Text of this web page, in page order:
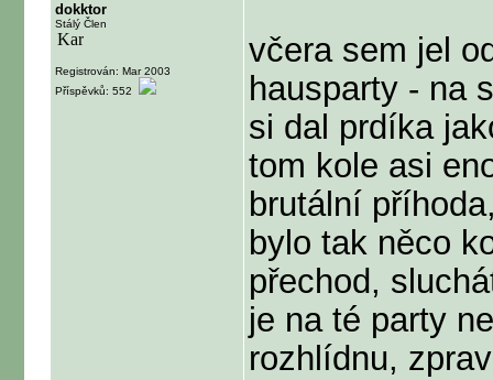
dokktor
Stálý Člen
Registrován: Mar 2003
Příspěvků: 552
včera sem jel
hausparty - na
si dal prdíka
tom kole asi
brutální
bylo tak něco
přechod,
je na té party
rozhlídnu,